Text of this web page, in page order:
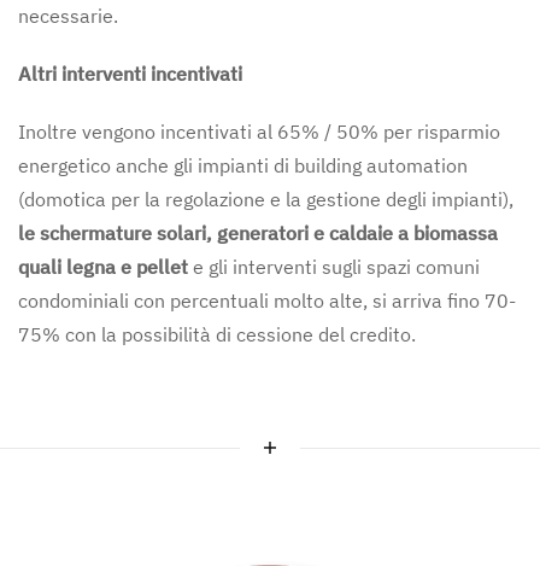
necessarie.
Altri interventi incentivati
Inoltre vengono incentivati al 65% / 50% per risparmio
energetico anche gli impianti di building automation
(domotica per la regolazione e la gestione degli impianti),
le schermature solari, generatori e caldaie a biomassa
quali legna e pellet e gli interventi sugli spazi comuni
condominiali con percentuali molto alte, si arriva fino 70-
75% con la possibilità di cessione del credito.